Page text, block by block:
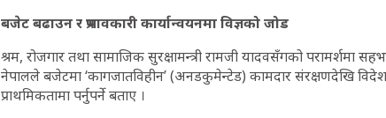
बजेट बढाउन र प्रभावकारी कार्यान्वयनमा विज्ञको जोड
श्रम, रोजगार तथा सामाजिक सुरक्षामन्त्री रामजी यादवसँगको परामर्शमा
नेपालले बजेटमा ‘कागजातविहीन’ (अनडकुमेन्टेड) कामदार संरक्षणदेखि
प्राथमिकतामा पर्नुपर्ने बताए ।